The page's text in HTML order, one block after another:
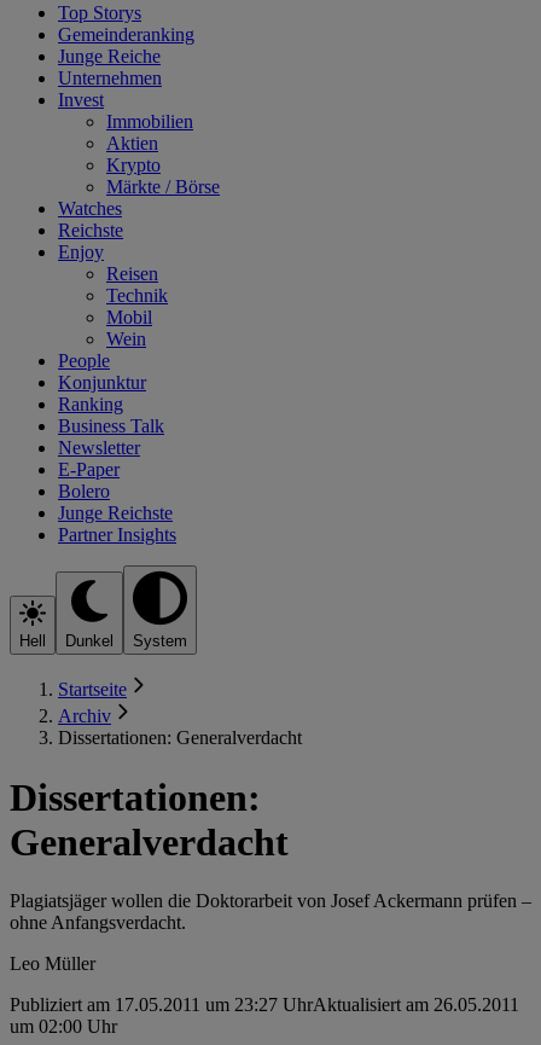
Top Storys
Gemeinderanking
Junge Reiche
Unternehmen
Invest
Immobilien
Aktien
Krypto
Märkte / Börse
Watches
Reichste
Enjoy
Reisen
Technik
Mobil
Wein
People
Konjunktur
Ranking
Business Talk
Newsletter
E-Paper
Bolero
Junge Reichste
Partner Insights
Hell Dunkel System
Startseite
Archiv
Dissertationen: Generalverdacht
Dissertationen:
Generalverdacht
Plagiatsjäger wollen die Doktorarbeit von Josef ­Ackermann prüfen –
ohne Anfangsverdacht.
Leo Müller
Publiziert am 17.05.2011 um 23:27 UhrAktualisiert am 26.05.2011
um 02:00 Uhr